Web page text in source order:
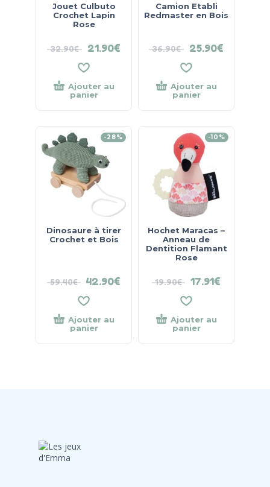
Jouet Culbuto
Crochet Lapin
Rose
32.90€ 21.90€
Ajouter au
panier
Camion Etabli
Redmaster en Bois
36.90€ 25.90€
Ajouter au
panier
-28%
Dinosaure à tirer
Crochet et Bois
59.40€ 42.90€
Ajouter au
panier
-10%
Hochet Maracas –
Anneau de
Dentition Flamant
Rose
19.90€ 17.91€
Ajouter au
panier